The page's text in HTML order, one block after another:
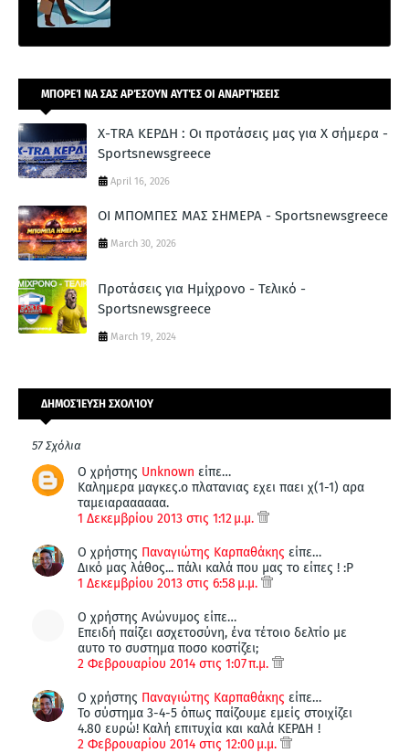
ΜΠΟΡΕΊ ΝΑ ΣΑΣ ΑΡΈΣΟΥΝ ΑΥΤΈΣ ΟΙ ΑΝΑΡΤΉΣΕΙΣ
Χ-ΤRA ΚΕΡΔΗ : Οι προτάσεις μας για Χ σήμερα -
Sportsnewsgreece
April 16, 2026
ΟΙ ΜΠΟΜΠEΣ ΜΑΣ ΣΗΜΕΡΑ - Sportsnewsgreece
March 30, 2026
Προτάσεις για Ημίχρονο - Τελικό -
Sportsnewsgreece
March 19, 2024
ΔΗΜΟΣΊΕΥΣΗ ΣΧΟΛΊΟΥ
57 Σχόλια
Ο χρήστης Unknown είπε…
Καλημερα μαγκες.ο πλατανιας εχει παει χ(1-1) αρα
ταμειαραααααα.
1 Δεκεμβρίου 2013 στις 1:12 μ.μ.
Ο χρήστης Παναγιώτης Καρπαθάκης είπε…
Δικό μας λάθος... πάλι καλά που μας το είπες ! :P
1 Δεκεμβρίου 2013 στις 6:58 μ.μ.
Ο χρήστης Ανώνυμος είπε…
Επειδή παίζει ασχετοσύνη, ένα τέτοιο δελτίο με
αυτο το συστημα ποσο κοστίζει;
2 Φεβρουαρίου 2014 στις 1:07 π.μ.
Ο χρήστης Παναγιώτης Καρπαθάκης είπε…
Το σύστημα 3-4-5 όπως παίζουμε εμείς στοιχίζει
4.80 ευρώ! Καλή επιτυχία και καλά ΚΕΡΔΗ !
2 Φεβρουαρίου 2014 στις 12:00 μ.μ.